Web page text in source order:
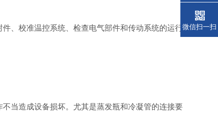
、校准温控系统、检查电气部件和传动系统的运行
当造成设备损坏。尤其是蒸发瓶和冷凝管的连接要
微信扫一扫